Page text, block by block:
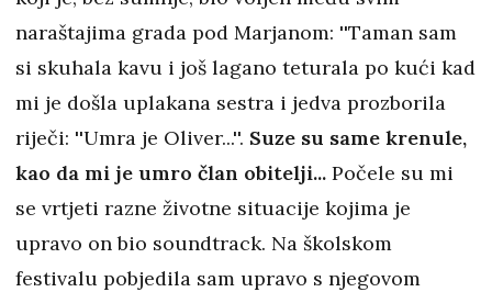
naraštajima grada pod Marjanom: ''Taman sam
si skuhala kavu i još lagano teturala po kući kad
mi je došla uplakana sestra i jedva prozborila
riječi: ''Umra je Oliver...''. Suze su same krenule,
kao da mi je umro član obitelji... Počele su mi
se vrtjeti razne životne situacije kojima je
upravo on bio soundtrack. Na školskom
festivalu pobjedila sam upravo s njegovom